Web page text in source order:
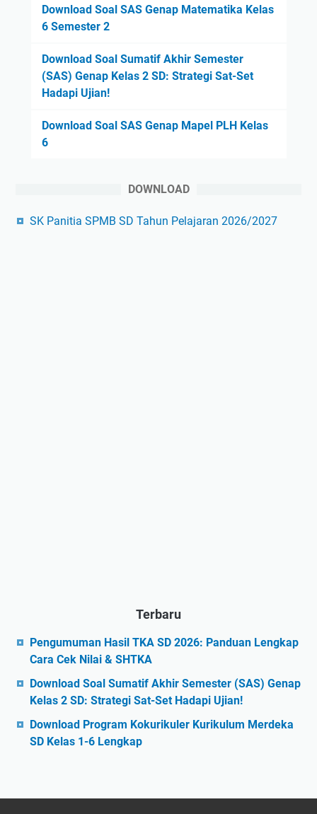
Download Soal SAS Genap Matematika Kelas
6 Semester 2
Download Soal Sumatif Akhir Semester
(SAS) Genap Kelas 2 SD: Strategi Sat-Set
Hadapi Ujian!
Download Soal SAS Genap Mapel PLH Kelas
6
DOWNLOAD
SK Panitia SPMB SD Tahun Pelajaran 2026/2027
Terbaru
Pengumuman Hasil TKA SD 2026: Panduan Lengkap
Cara Cek Nilai & SHTKA
Download Soal Sumatif Akhir Semester (SAS) Genap
Kelas 2 SD: Strategi Sat-Set Hadapi Ujian!
Download Program Kokurikuler Kurikulum Merdeka
SD Kelas 1-6 Lengkap